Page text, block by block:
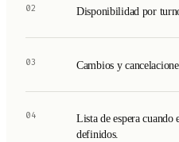
02 Disponibilidad por
03 Cambios y
04
Lista de espera cuando
definidos.